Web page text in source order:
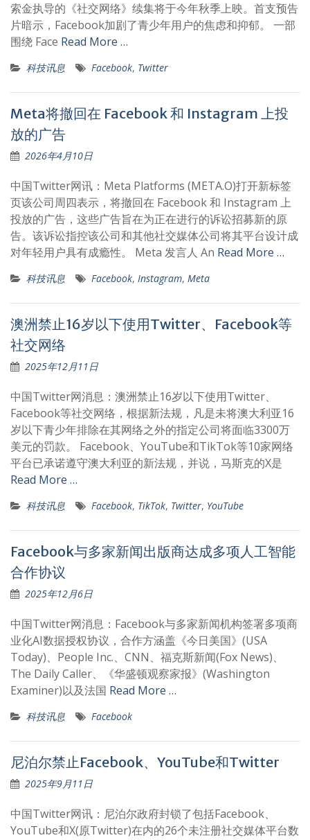
索金执导的《社交网络》续集将于今年秋季上映。首支预告
片暗示，Facebook加剧了青少年用户的焦虑和抑郁。 一部
围绕 Face Read More …
科技讯息 Facebook, Twitter
Meta将撤回在 Facebook 和 Instagram 上投
放的广告
2026年4月10日
中国Twitter网讯：Meta Platforms (META.O)打开新标签
页该公司周四表示，将撤回在 Facebook 和 Instagram 上
投放的广告，这些广告旨在为正在进行的诉讼招募新的原
告。该诉讼指控该公司和其他社交媒体公司将其平台设计成
对年轻用户具有成瘾性。 Meta 发言人 An Read More …
科技讯息 Facebook, Instagram, Meta
澳洲禁止16岁以下使用Twitter、Facebook等
社交网络
2025年12月11日
中国Twitter网消息：澳洲禁止16岁以下使用Twitter、
Facebook等社交网络，根据新法规，凡是未将澳大利亚16
岁以下青少年排除在其网络之外的指定公司将面临3300万
美元的罚款。 Facebook、YouTube和TikTok等10家网络
平台已承诺遵守澳大利亚的新法规，并说，马斯克的X是
Read More …
科技讯息 Facebook, TikTok, Twitter, YouTube
Facebook与多家新闻出版商达成多项人工智能
合作协议
2025年12月6日
中国Twitter网消息：Facebook与多家新闻机构签署多项商
业化AI数据授权协议，合作方涵盖《今日美国》(USA
Today)、People Inc.、CNN、福克斯新闻(Fox News)、
The Daily Caller、《华盛顿观察家报》(Washington
Examiner)以及法国 Read More …
科技讯息 Facebook
尼泊尔禁止Facebook、YouTube和Twitter
2025年9月11日
中国Twitter网讯：尼泊尔政府封锁了包括Facebook、
YouTube和X(原Twitter)在内的26个未注册社交媒体平台数